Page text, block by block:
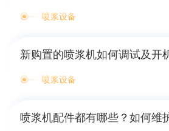
喷浆设备
新购置的喷浆机如何调试及开
喷浆设备
喷浆机配件都有哪些？如何维